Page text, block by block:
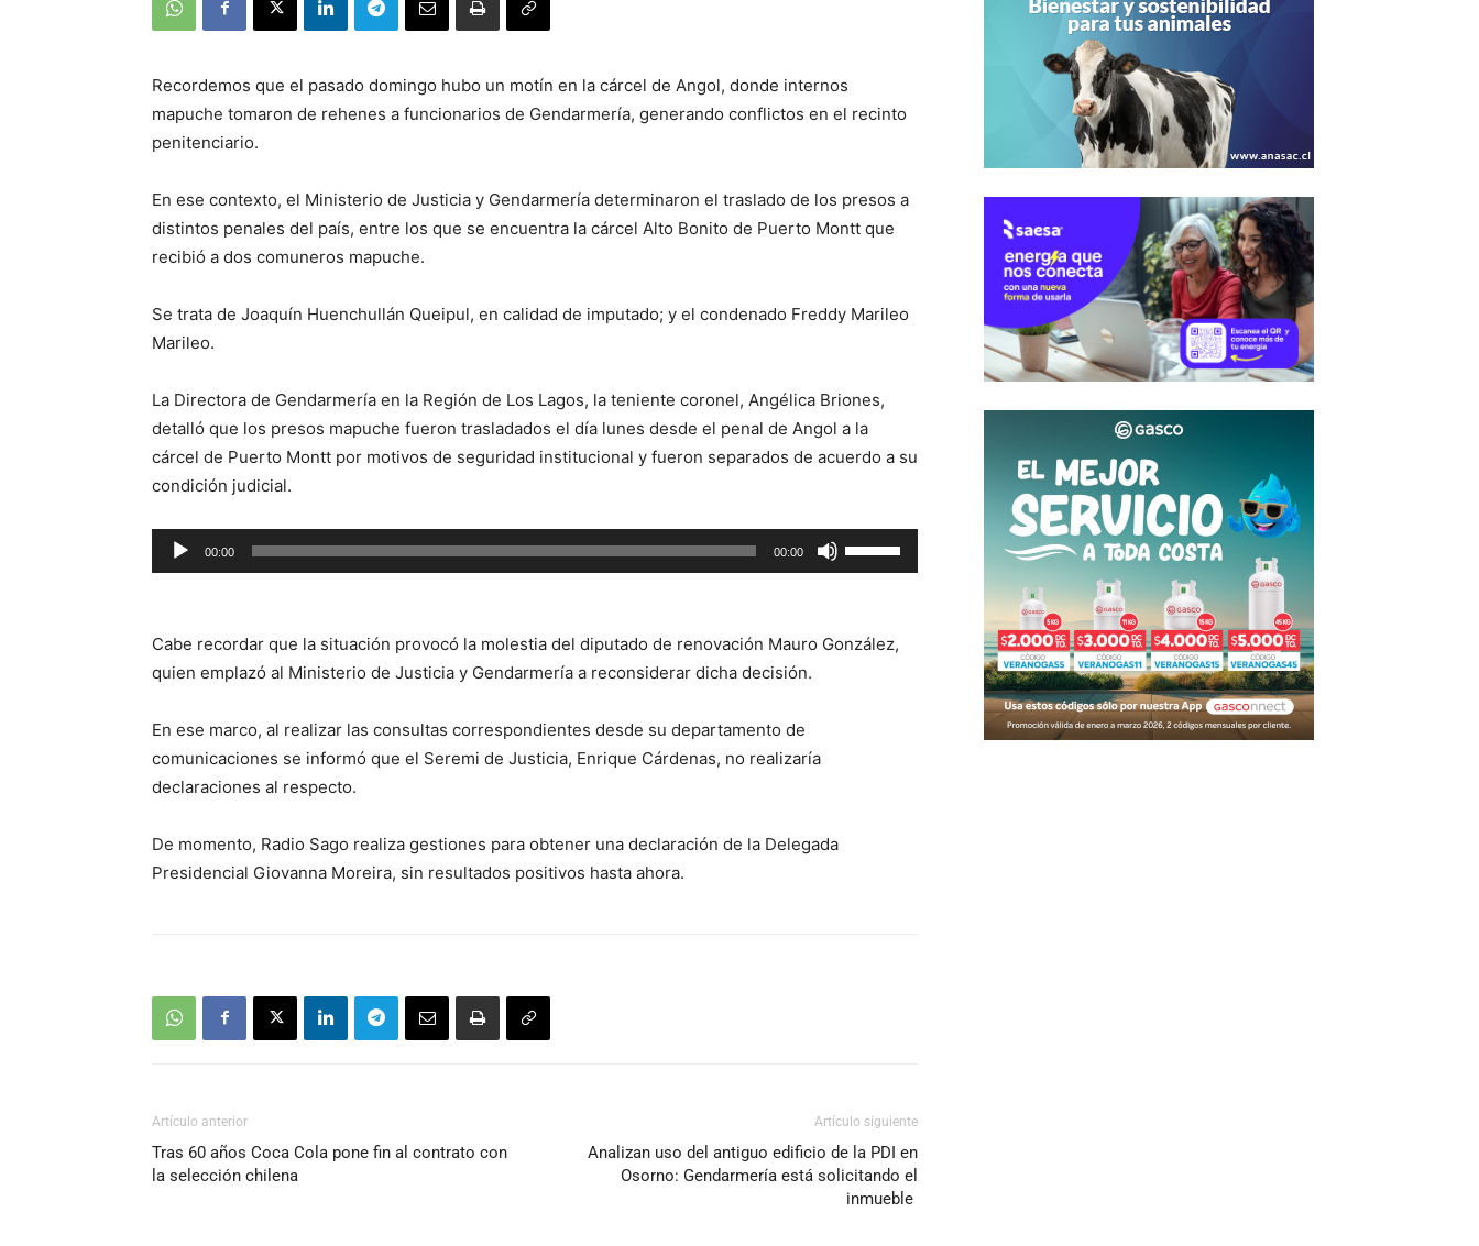
Recordemos que el pasado domingo hubo un motín en la cárcel de Angol, donde internos
mapuche tomaron de rehenes a funcionarios de Gendarmería, generando conflictos en el recinto
penitenciario.
En ese contexto, el Ministerio de Justicia y Gendarmería determinaron el traslado de los presos a
distintos penales del país, entre los que se encuentra la cárcel Alto Bonito de Puerto Montt que
recibió a dos comuneros mapuche.
Se trata de Joaquín Huenchullán Queipul, en calidad de imputado; y el condenado Freddy Marileo
Marileo.
La Directora de Gendarmería en la Región de Los Lagos, la teniente coronel, Angélica Briones,
detalló que los presos mapuche fueron trasladados el día lunes desde el penal de Angol a la
cárcel de Puerto Montt por motivos de seguridad institucional y fueron separados de acuerdo a su
condición judicial.
Reproductor
de
00:00 00:00
las
flecha
Cabe recordar que la situación provocó la molestia del diputado de renovación Mauro González,
quien emplazó al Ministerio de Justicia y Gendarmería a reconsiderar dicha decisión.
En ese marco, al realizar las consultas correspondientes desde su departamento de
comunicaciones se informó que el Seremi de Justicia, Enrique Cárdenas, no realizaría
declaraciones al respecto.
De momento, Radio Sago realiza gestiones para obtener una declaración de la Delegada
Presidencial Giovanna Moreira, sin resultados positivos hasta ahora.
Artículo anterior
Tras 60 años Coca Cola pone fin al contrato con
la selección chilena
Artículo siguiente
Analizan uso del antiguo edificio de la PDI en
Osorno: Gendarmería está solicitando el
inmueble